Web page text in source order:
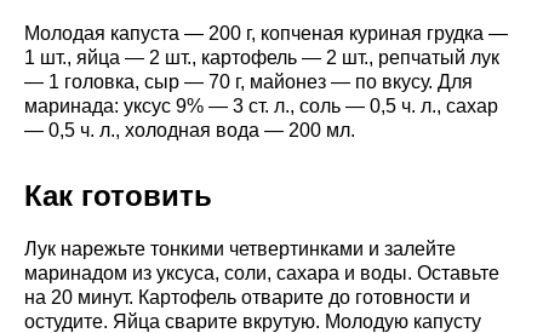
Молодая капуста — 200 г, копченая куриная грудка —
1 шт., яйца — 2 шт., картофель — 2 шт., репчатый лук
— 1 головка, сыр — 70 г, майонез — по вкусу. Для
маринада: уксус 9% — 3 ст. л., соль — 0,5 ч. л., сахар
— 0,5 ч. л., холодная вода — 200 мл.
Как готовить
Лук нарежьте тонкими четвертинками и залейте
маринадом из уксуса, соли, сахара и воды. Оставьте
на 20 минут. Картофель отварите до готовности и
остудите. Яйца сварите вкрутую. Молодую капусту